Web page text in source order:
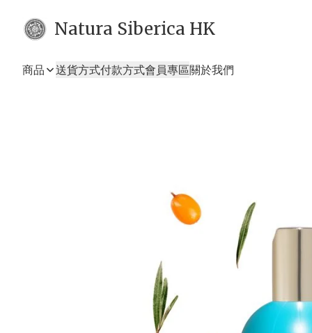
Natura Siberica HK
商品 送貨方式付款方式會員專區關於我們